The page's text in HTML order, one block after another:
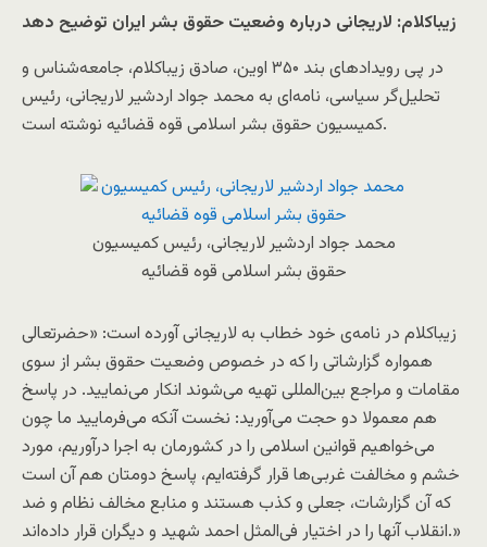
زیباکلام: لاریجانی درباره وضعیت حقوق بشر ایران توضیح دهد
در پی رویدادهای بند ۳۵۰ اوین، صادق زیباکلام، جامعه‌شناس و
تحلیل‌گر سیاسی، نامه‌ای به محمد جواد اردشیر لاریجانی، رئیس
کمیسیون حقوق بشر اسلامی قوه قضائیه نوشته است.
محمد جواد اردشیر لاریجانی، رئیس کمیسیون
حقوق بشر اسلامی قوه قضائیه
زیباکلام در نامه‌ی خود خطاب به لاریجانی آورده است: «حضرتعالی
همواره گزارشاتی را که در خصوص وضعیت حقوق بشر از سوی
مقامات و مراجع بین‌المللی تهیه می‌شوند انکار می‌نمایید. در پاسخ
هم معمولا دو حجت می‌آورید: نخست آنکه می‌فرمایید ما چون
می‌خواهیم قوانین اسلامی را در کشورمان به اجرا درآوریم، مورد
خشم و مخالفت غربی‌ها قرار گرفته‌ایم، پاسخ دومتان هم آن است
که آن گزارشات، جعلی و کذب هستند و منابع مخالف نظام و ضد
انقلاب آنها را در اختیار فی‌المثل احمد شهید و دیگران قرار داده‌اند.»